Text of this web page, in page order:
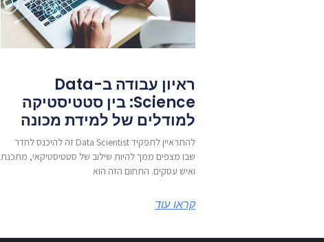
ראיון עבודה ב-Data
Science: בין סטטיסטיקה
למודלים של למידת מכונה
להתראיין לתפקיד Data Scientist זה להיכנס לחדר
שבו מצפים ממך להיות שילוב של סטטיסטיקאי, מתכנת
ואיש עסקים. התחום הזה הוא
קראו עוד